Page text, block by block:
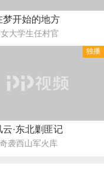
梦开始的地方
大学生任村官
云·东北剿匪记
袭西山军火库
独播